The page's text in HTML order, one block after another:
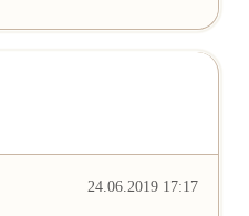
24.06.2019 17:17